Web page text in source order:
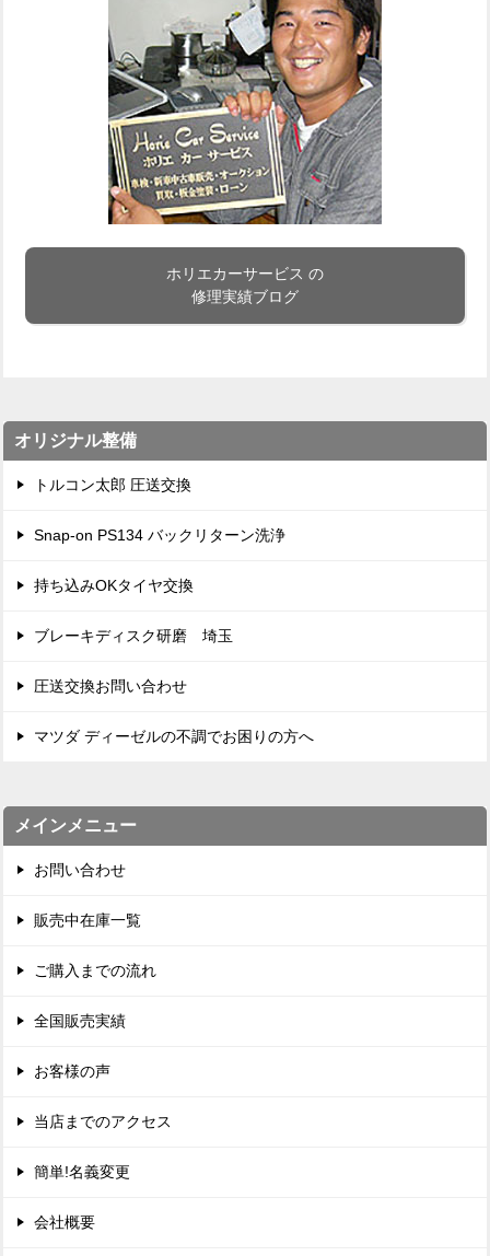
ホリエカーサービス の
修理実績ブログ
オリジナル整備
トルコン太郎 圧送交換
Snap-on PS134 バックリターン洗浄
持ち込みOKタイヤ交換
ブレーキディスク研磨 埼玉
圧送交換お問い合わせ
マツダ ディーゼルの不調でお困りの方へ
メインメニュー
お問い合わせ
販売中在庫一覧
ご購入までの流れ
全国販売実績
お客様の声
当店までのアクセス
簡単!名義変更
会社概要